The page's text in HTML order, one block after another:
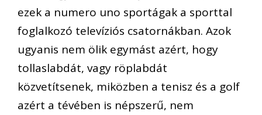
ezek a numero uno sportágak a sporttal
foglalkozó televíziós csatornákban. Azok
ugyanis nem ölik egymást azért, hogy
tollaslabdát, vagy röplabdát
közvetítsenek, miközben a tenisz és a golf
azért a tévében is népszerű, nem